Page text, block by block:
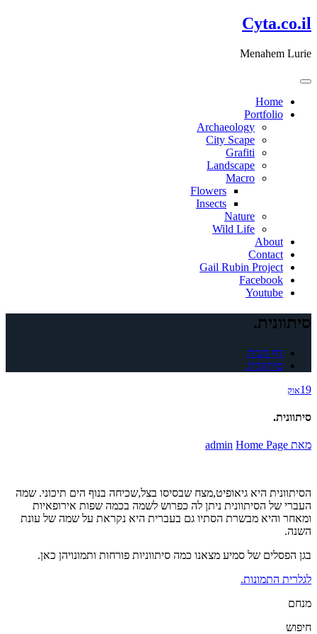
דלג
לתוכן
Cyta.co.il
Menahem Lurie
Home
Portfolio
Archaeology
City Scape
Grafiti
Landscape
Macro
Flowers
Insects
Nature
Wild Life
About
Contact
Gail Rubin Project
Facebook
Youtube
סיתוונית.
דף הבית
סיתוונית.
19אוק
סיתוונית.
מאת admin Home Page
הסיתוונית היא גיאופיט,מצח שבסיסו בצל,שכיחה בנוף הים תיכוני. שמה
העברי של הסיתוונית ניתן לה כפרוש לשמה בכמה שפות אירופאיות
ומאחר והיא מבשרת הסתיו גם בעברית היא נקראת על שמה של עונת
השנה.
בגן הפסלים של סמיע מצאנו כמה סיתווניות פורחות ותמונויהן כאן.
לגלרית התמונות.
מנחם
חיפוש